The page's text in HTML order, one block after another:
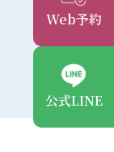
Web予約
公式LINE